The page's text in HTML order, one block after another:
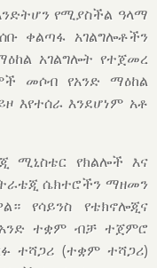
የሚያስችል ዓላማ
ቀልጣፋ አገልግሎቶችን
አገልግሎት የተጀመረ
መሶብ የአንድ ማዕከል
እየተሰራ እንደሆነም አቶ
ሚኒስቴር የክልሎች እና
ሴክተሮችን ማዘመን
የሳይንስ የቴክኖሎጂና
ተቋም ብቻ ተጀምሮ
ተሻጋሪ (ተቋም ተሻጋሪ)